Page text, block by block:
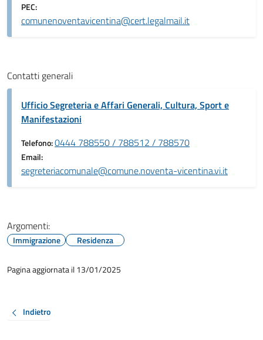
PEC:
comunenoventavicentina@cert.legalmail.it
Contatti generali
Ufficio Segreteria e Affari Generali, Cultura, Sport e
Manifestazioni
Telefono:0444 788550 / 788512 / 788570
Email:
segreteriacomunale@comune.noventa-vicentina.vi.it
Argomenti:
Immigrazione Residenza
Pagina aggiornata il 13/01/2025
Indietro